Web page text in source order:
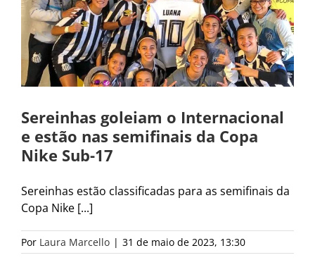
Sereinhas goleiam o Internacional
e estão nas semifinais da Copa
Nike Sub-17
Sereinhas estão classificadas para as semifinais da
Copa Nike [...]
Por Laura Marcello | 31 de maio de 2023, 13:30